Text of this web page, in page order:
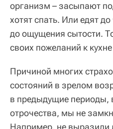
организм – засыпают
хотят спать. Или едят
до ощущения сытости.
своих пожеланий к
Причиной многих
состояний в зрелом
в предыдущие периоды,
отрочества, мы не